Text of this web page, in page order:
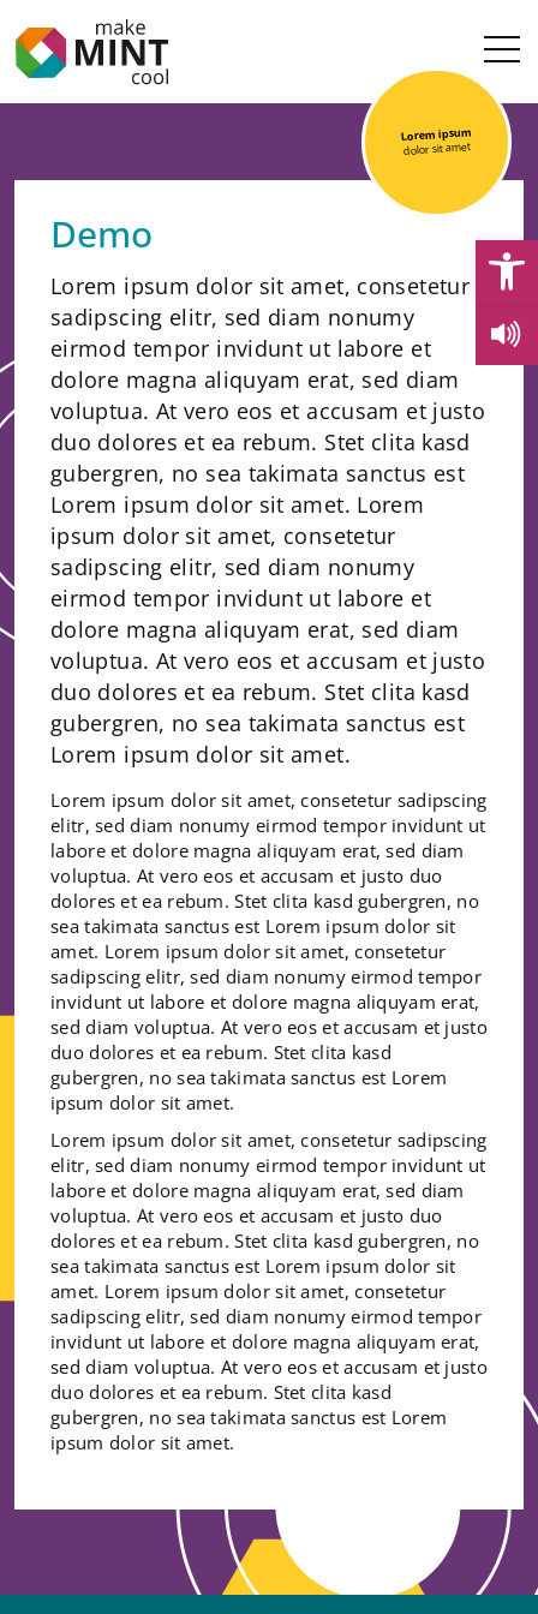
Lorem ipsum
dolor sit amet
Demo
Lorem ipsum dolor sit amet, consetetur
sadipscing elitr, sed diam nonumy
eirmod tempor invidunt ut labore et
dolore magna aliquyam erat, sed diam
voluptua. At vero eos et accusam et justo
duo dolores et ea rebum. Stet clita kasd
gubergren, no sea takimata sanctus est
Lorem ipsum dolor sit amet. Lorem
ipsum dolor sit amet, consetetur
sadipscing elitr, sed diam nonumy
eirmod tempor invidunt ut labore et
dolore magna aliquyam erat, sed diam
voluptua. At vero eos et accusam et justo
duo dolores et ea rebum. Stet clita kasd
gubergren, no sea takimata sanctus est
Lorem ipsum dolor sit amet.
Lorem ipsum dolor sit amet, consetetur sadipscing
elitr, sed diam nonumy eirmod tempor invidunt ut
labore et dolore magna aliquyam erat, sed diam
voluptua. At vero eos et accusam et justo duo
dolores et ea rebum. Stet clita kasd gubergren, no
sea takimata sanctus est Lorem ipsum dolor sit
amet. Lorem ipsum dolor sit amet, consetetur
sadipscing elitr, sed diam nonumy eirmod tempor
invidunt ut labore et dolore magna aliquyam erat,
sed diam voluptua. At vero eos et accusam et justo
duo dolores et ea rebum. Stet clita kasd
gubergren, no sea takimata sanctus est Lorem
ipsum dolor sit amet.
Lorem ipsum dolor sit amet, consetetur sadipscing
elitr, sed diam nonumy eirmod tempor invidunt ut
labore et dolore magna aliquyam erat, sed diam
voluptua. At vero eos et accusam et justo duo
dolores et ea rebum. Stet clita kasd gubergren, no
sea takimata sanctus est Lorem ipsum dolor sit
amet. Lorem ipsum dolor sit amet, consetetur
sadipscing elitr, sed diam nonumy eirmod tempor
invidunt ut labore et dolore magna aliquyam erat,
sed diam voluptua. At vero eos et accusam et justo
duo dolores et ea rebum. Stet clita kasd
gubergren, no sea takimata sanctus est Lorem
ipsum dolor sit amet.